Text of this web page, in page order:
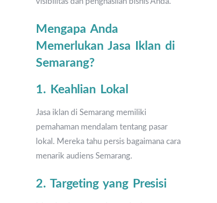
Mengapa Anda
Memerlukan Jasa Iklan di
Semarang?
1. Keahlian Lokal
Jasa iklan di Semarang memiliki
pemahaman mendalam tentang pasar
lokal. Mereka tahu persis bagaimana cara
menarik audiens Semarang.
2. Targeting yang Presisi